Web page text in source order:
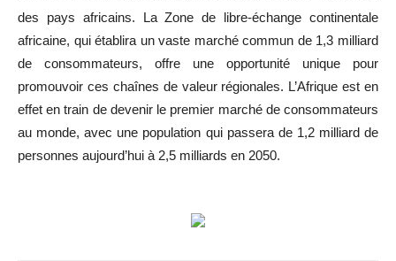
des pays africains. La Zone de libre-échange continentale
africaine, qui établira un vaste marché commun de 1,3 milliard
de consommateurs, offre une opportunité unique pour
promouvoir ces chaînes de valeur régionales. L’Afrique est en
effet en train de devenir le premier marché de consommateurs
au monde, avec une population qui passera de 1,2 milliard de
personnes aujourd’hui à 2,5 milliards en 2050.